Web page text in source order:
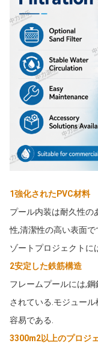
1強化されたPVC材料
プール内装は耐久性の
性,清潔性の高い表面
ゾートプロジェクトに
2安定した鉄筋構造
フレームプールには,
されている.モジュー
容易である.
3300m2以上のプロジ